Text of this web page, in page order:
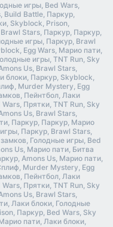
игры, Bed Wars,
Build Battle, Паркур,
Skyblock, Prison,
Stars, Паркур, Паркур,
игры, Паркур, Brawl
Egg Wars, Марио пати,
игры, TNT Run, Sky
Us, Brawl Stars,
блоки, Паркур, Skyblock,
Murder Mystery, Egg
Пейнтбол, Лаки
Прятки, TNT Run, Sky
Us, Brawl Stars,
Паркур, Паркур, Марио
Паркур, Brawl Stars,
Голодные игры, Bed
Us, Марио пати, Битва
Amons Us, Марио пати,
Murder Mystery, Egg
Пейнтбол, Лаки
Прятки, TNT Run, Sky
Us, Brawl Stars,
Лаки блоки, Голодные
Паркур, Bed Wars, Sky
пати, Лаки блоки,